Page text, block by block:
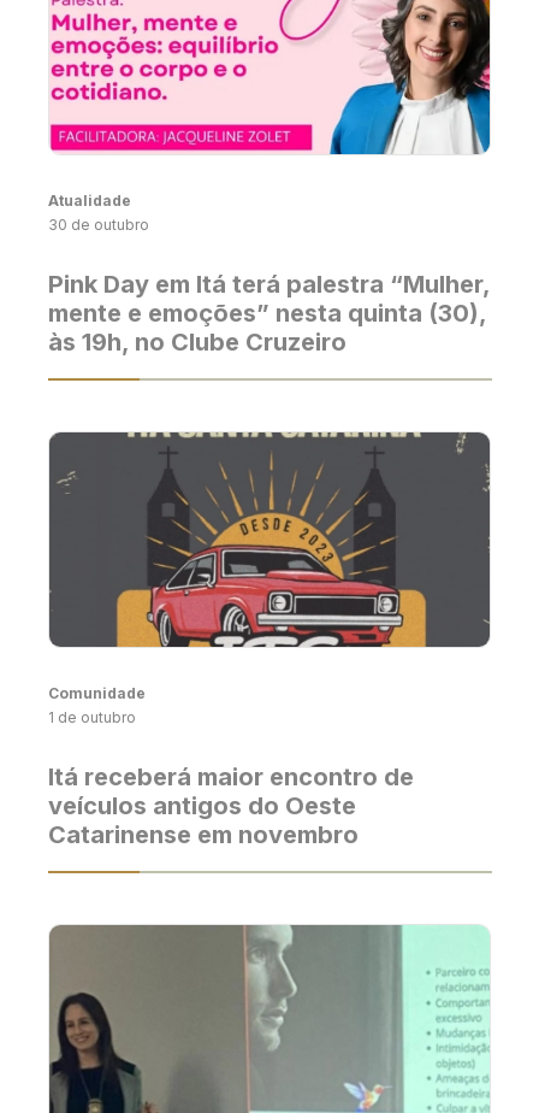
Atualidade
30 de outubro
Pink Day em Itá terá palestra “Mulher,
mente e emoções” nesta quinta (30),
às 19h, no Clube Cruzeiro
Comunidade
1 de outubro
Itá receberá maior encontro de
veículos antigos do Oeste
Catarinense em novembro